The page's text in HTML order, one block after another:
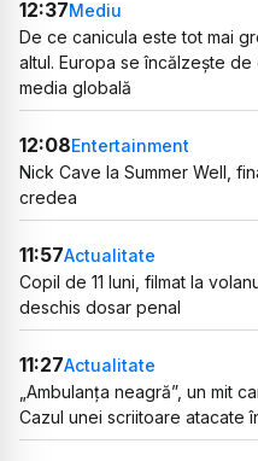
12:37Mediu
De ce canicula este tot mai
altul. Europa se încălzește
media globală
12:08Entertainment
Nick Cave la Summer Well,
credea
11:57Actualitate
Copil de 11 luni, filmat la
deschis dosar penal
11:27Actualitate
„Ambulanța neagră”, un mit
Cazul unei scriitoare atacate